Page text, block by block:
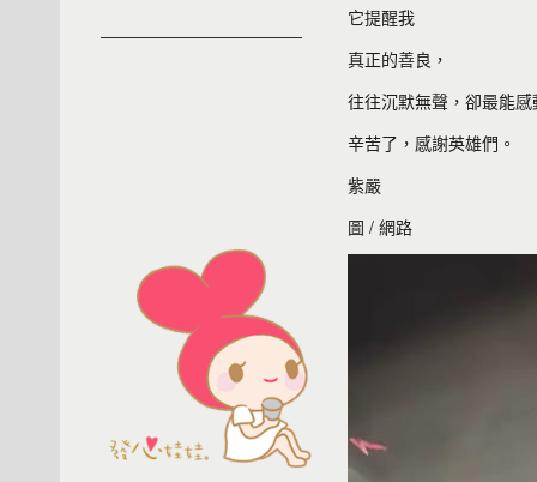
它提醒我
真正的善良，
往往沉默無聲，卻最能
辛苦了，感謝英雄們。
紫嚴
圖 / 網路